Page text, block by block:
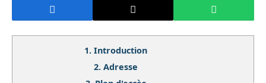
1. Introduction
2. Adresse